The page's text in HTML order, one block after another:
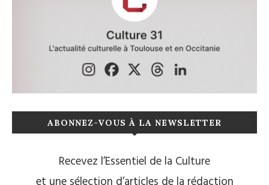
ABONNEZ-VOUS À LA NEWSLETTER
Recevez l’Essentiel de la Culture